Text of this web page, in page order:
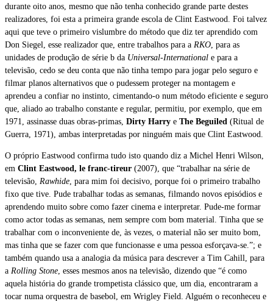
durante oito anos, mesmo que não tenha conhecido grande parte destes
realizadores, foi esta a primeira grande escola de Clint Eastwood. Foi talvez
aqui que teve o primeiro vislumbre do método que diz ter aprendido com
Don Siegel, esse realizador que, entre trabalhos para a RKO , para as
unidades de produção de série b da Universal-International e para a
televisão, cedo se deu conta que não tinha tempo para jogar pelo seguro e
filmar planos alternativos que o pudessem proteger na montagem e
aprendeu a confiar no instinto, cimentando-o num método eficiente e seguro
que, aliado ao trabalho constante e regular, permitiu, por exemplo, que em
1971, assinasse duas obras-primas, Dirty Harry e The Beguiled (Ritual de
Guerra, 1971), ambas interpretadas por ninguém mais que Clint Eastwood.
O próprio Eastwood confirma tudo isto quando diz a Michel Henri Wilson,
em Clint Eastwood, le franc-tireur (2007), que “trabalhar na série de
televisão, Rawhide , para mim foi decisivo, porque foi o primeiro trabalho
fixo que tive. Pude trabalhar todas as semanas, filmando novos episódios e
aprendendo muito sobre como fazer cinema e interpretar. Pude-me formar
como actor todas as semanas, nem sempre com bom material. Tinha que se
trabalhar com o inconveniente de, às vezes, o material não ser muito bom,
mas tinha que se fazer com que funcionasse e uma pessoa esforçava-se.”; e
também quando usa a analogia da música para descrever a Tim Cahill, para
a Rolling Stone , esses mesmos anos na televisão, dizendo que “é como
aquela história do grande trompetista clássico que, um dia, encontraram a
tocar numa orquestra de basebol, em Wrigley Field. Alguém o reconheceu e